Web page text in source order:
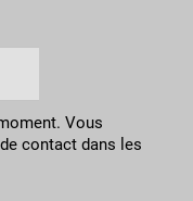
Vous
contact dans les